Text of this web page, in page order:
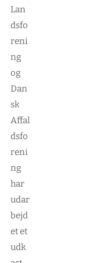
Lan
dsfo
reni
ng
og
Dan
sk
Affal
dsfo
reni
ng
har
udar
bejd
et et
udk